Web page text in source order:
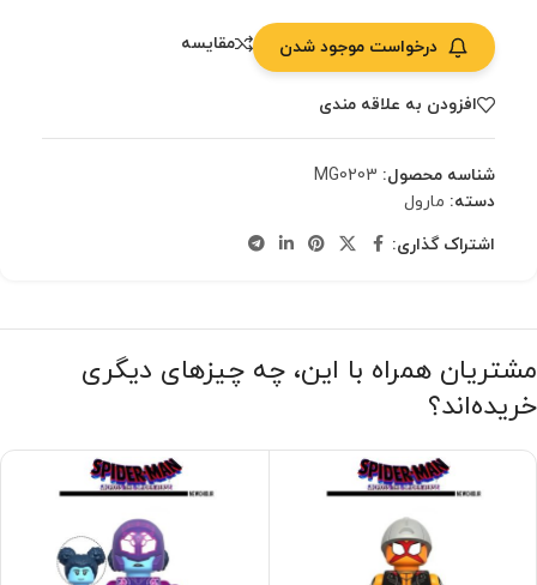
درخواست موجود شدن مقایسه
افزودن به علاقه مندی
شناسه محصول: MG0203
دسته: مارول
اشتراک گذاری:
مشتریان همراه با این، چه چیزهای دیگری
خریده‌اند؟